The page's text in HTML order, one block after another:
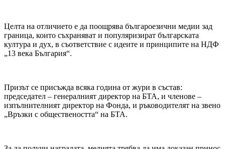
Целта на отличието е да поощрява българоезични медии зад
граница, които съхраняват и популяризират българската
култура и дух, в съответствие с идеите и принципите на НДФ
„13 века България“.
Призът се присъжда всяка година от жури в състав:
председател – генералният директор на БТА, и членове ‒
изпълнителният директор на Фонда, и ръководителят на звено
„Връзки с обществеността“ на БТА.